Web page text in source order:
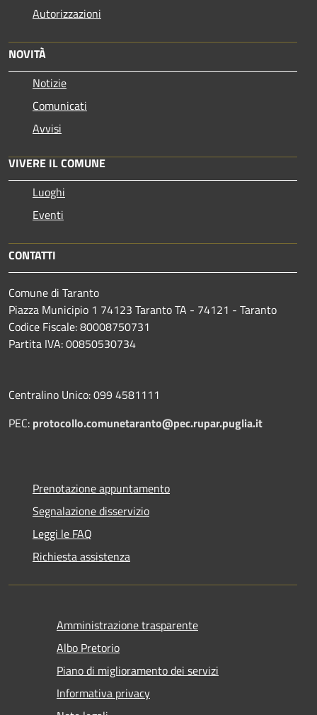
Autorizzazioni
NOVITÀ
Notizie
Comunicati
Avvisi
VIVERE IL COMUNE
Luoghi
Eventi
CONTATTI
Comune di Taranto
Piazza Municipio 1 74123 Taranto TA - 74121 - Taranto
Codice Fiscale: 80008750731
Partita IVA: 00850530734
Centralino Unico: 099 4581111
PEC: protocollo.comunetaranto@pec.rupar.puglia.it
Prenotazione appuntamento
Segnalazione disservizio
Leggi le FAQ
Richiesta assistenza
Amministrazione trasparente
Albo Pretorio
Piano di miglioramento dei servizi
Informativa privacy